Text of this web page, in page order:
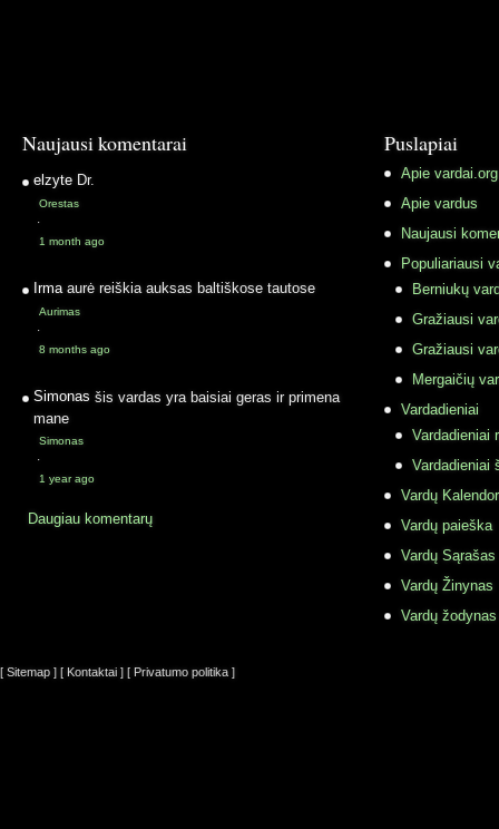
Naujausi komentarai
elzyte Dr.
Orestas
·
1 month ago
Irma aurė reiškia auksas baltiškose tautose
Aurimas
·
8 months ago
Simonas šis vardas yra baisiai geras ir primena
mane
Simonas
·
1 year ago
Daugiau komentarų
Puslapiai
Apie vardai.org
Apie vardus
Naujausi
Populiariausi
Berniukų
Gražiausi
Gražiausi
Mergaičių
Vardadieniai
Vardadieniai
Vardadieniai
Vardų
Vardų paieška
Vardų Sąrašas
Vardų Žinynas
Vardų
[ Sitemap ] [ Kontaktai ] [ Privatumo politika ]